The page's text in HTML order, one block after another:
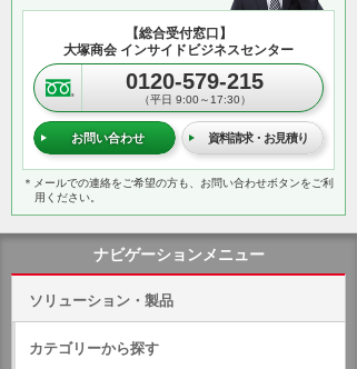
【総合受付窓口】
大塚商会 インサイドビジネスセンター
0120-579-215
（平日 9:00～17:30）
お問い合わせ 資料請求・お見積り
＊メールでの連絡をご希望の方も、お問い合わせボタンをご利
用ください。
ナビゲーションメニュー
ソリューション・製品
カテゴリーから探す